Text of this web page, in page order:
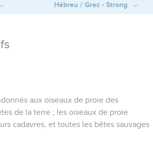
Hébreu / Grec - Strong
aux oiseaux de proie des
de la terre ; les oiseaux de proie
cadavres, et toutes les bêtes sauvages